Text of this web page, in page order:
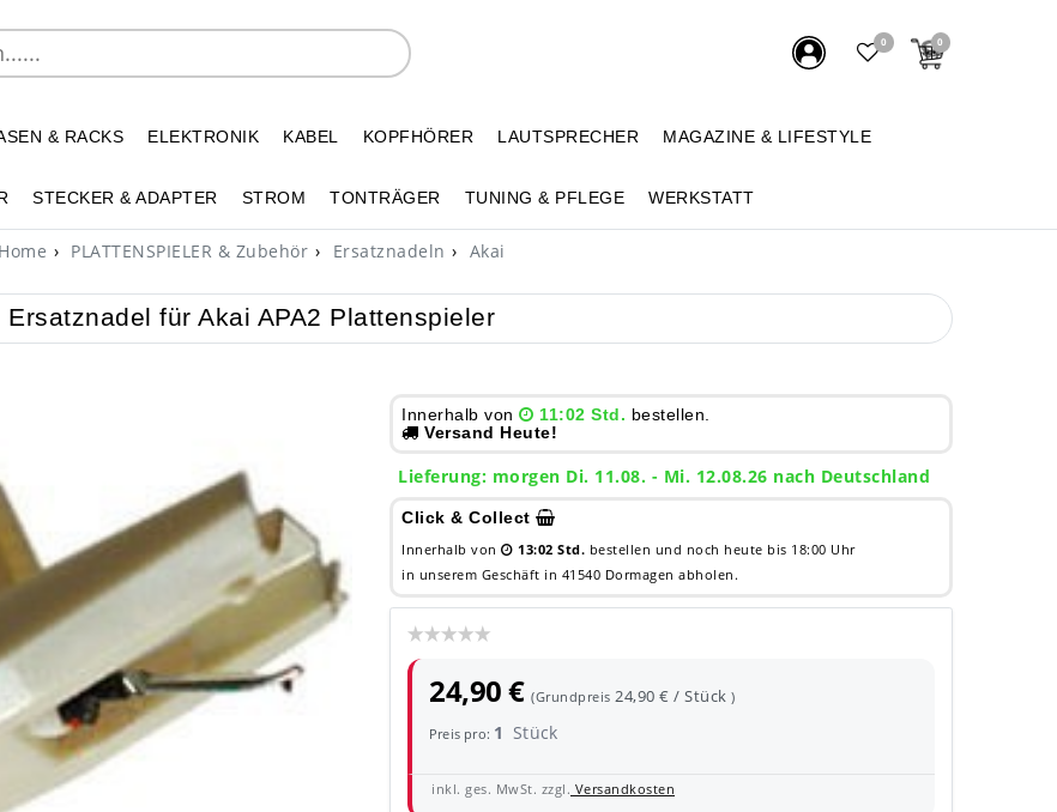
0 0
& RACKS ELEKTRONIK KABEL KOPFHÖRER LAUTSPRECHER MAGAZINE & LIFESTYLE
STECKER & ADAPTER STROM TONTRÄGER TUNING & PFLEGE WERKSTATT
Home PLATTENSPIELER & Zubehör Ersatznadeln Akai
Ersatznadel für Akai APA2 Plattenspieler
Innerhalb von 11:02 Std. bestellen.
Versand Heute!
Lieferung: morgen Di. 11.08. - Mi. 12.08.26 nach Deutschland
Click & Collect
Innerhalb von 13:02 Std. bestellen und noch heute bis 18:00 Uhr
in unserem Geschäft in 41540 Dormagen abholen.
24,90 €(Grundpreis24,90 € / Stück)
Preis pro: 1 Stück
inkl. ges. MwSt. zzgl. Versandkosten